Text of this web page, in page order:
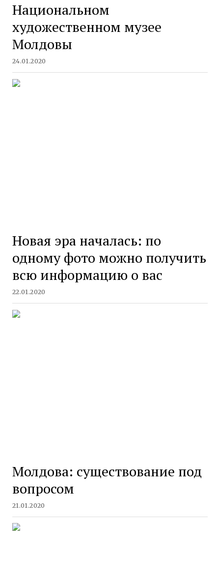
Национальном
художественном музее
Молдовы
24.01.2020
Новая эра началась: по
одному фото можно получить
всю информацию о вас
22.01.2020
Молдова: существование под
вопросом
21.01.2020